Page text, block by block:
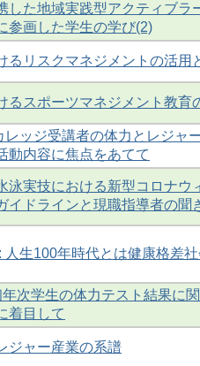
した地域実践型アクティブラ
参画した学生の学び(2)
るリスクマネジメントの活用
るスポーツマネジメント教育
ッジ受講者の体力とレジャ
動内容に焦点をあてて
泳実技における新型コロナウ
イドラインと現職指導者の聞
人生100年時代とは健康格差
次学生の体力テスト結果に
着目して
ジャー産業の系譜